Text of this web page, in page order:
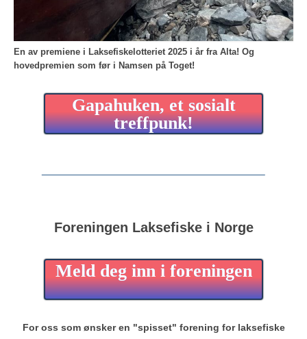
En av premiene i Laksefiskelotteriet 2025 i år fra Alta! Og
hovedpremien som før i Namsen på Toget!
Gapahuken, et sosialt
treffpunk!
Foreningen Laksefiske i Norge
Meld deg inn i foreningen
For oss som ønsker en "spisset" forening for laksefiske